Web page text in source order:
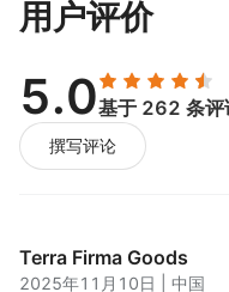
用户评价
5.0基于 262 条评
撰写评论
Terra Firma Goods
2025年11月10日
中国